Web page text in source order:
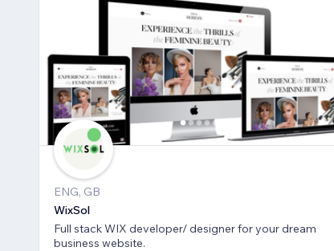
ENG, GB
WixSol
Full stack WIX developer/ designer for your dream
business website.